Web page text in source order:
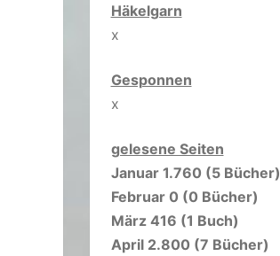
Häkelgarn
x
Gesponnen
x
gelesene Seiten
Januar 1.760 (5 Bücher)
Februar 0 (0 Bücher)
März 416 (1 Buch)
April 2.800 (7 Bücher)